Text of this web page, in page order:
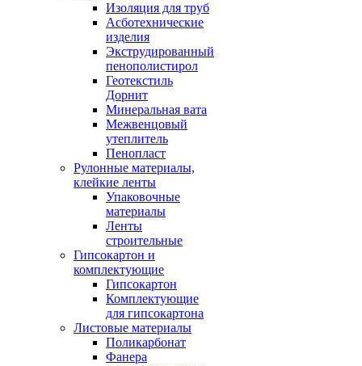
Изоляция для труб
Асботехнические
изделия
Экструдированный
пенополистирол
Геотекстиль
Дорнит
Минеральная вата
Межвенцовый
утеплитель
Пенопласт
Рулонные материалы,
клейкие ленты
Упаковочные
материалы
Ленты
строительные
Гипсокартон и
комплектующие
Гипсокартон
Комплектующие
для гипсокартона
Листовые материалы
Поликарбонат
Фанера